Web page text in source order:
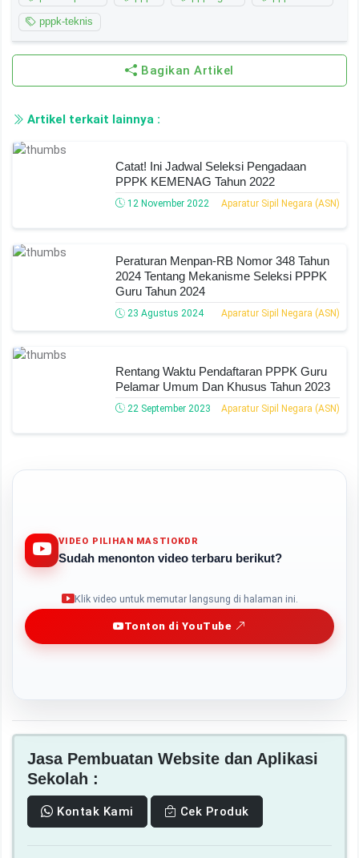
pppk-teknis
Bagikan Artikel
Artikel terkait lainnya :
Catat! Ini Jadwal Seleksi Pengadaan
PPPK KEMENAG Tahun 2022
12 November 2022 Aparatur Sipil Negara (ASN)
Peraturan Menpan-RB Nomor 348 Tahun
2024 Tentang Mekanisme Seleksi PPPK
Guru Tahun 2024
23 Agustus 2024 Aparatur Sipil Negara (ASN)
Rentang Waktu Pendaftaran PPPK Guru
Pelamar Umum Dan Khusus Tahun 2023
22 September 2023 Aparatur Sipil Negara (ASN)
VIDEO PILIHAN MASTIOKDR
Sudah menonton video terbaru berikut?
Klik video untuk memutar langsung di halaman ini.
Tonton di YouTube
Jasa Pembuatan Website dan Aplikasi
Sekolah :
Kontak Kami Cek Produk